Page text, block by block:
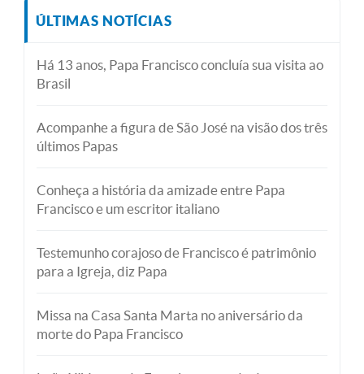
ÚLTIMAS NOTÍCIAS
Há 13 anos, Papa Francisco concluía sua visita ao
Brasil
Acompanhe a figura de São José na visão dos três
últimos Papas
Conheça a história da amizade entre Papa
Francisco e um escritor italiano
Testemunho corajoso de Francisco é patrimônio
para a Igreja, diz Papa
Missa na Casa Santa Marta no aniversário da
morte do Papa Francisco